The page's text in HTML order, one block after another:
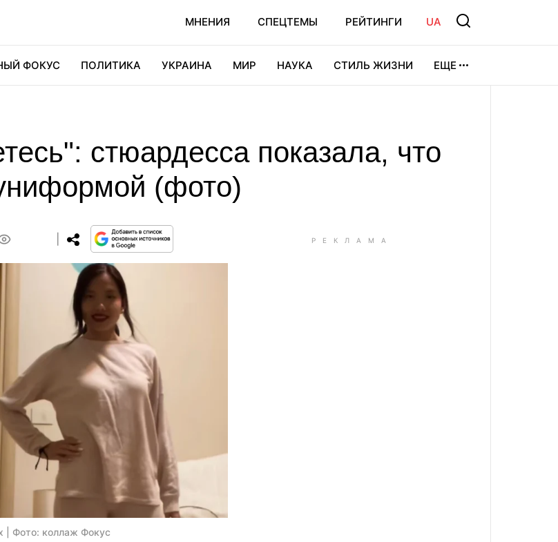
МНЕНИЯ СПЕЦТЕМЫ РЕЙТИНГИ UA
ФОКУС ПОЛИТИКА УКРАИНА МИР НАУКА СТИЛЬ ЖИЗНИ ЕЩЕ
стюардесса показала, что
(фото)
| Фото: коллаж Фокус